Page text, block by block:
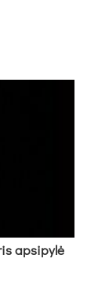
ap­si­py­lė